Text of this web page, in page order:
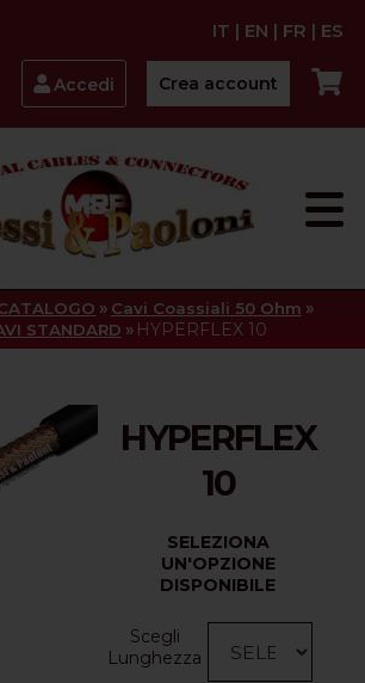
IT | EN | FR | ES
Accedi Crea account
» Cavi Coassiali 50 Ohm »
STANDARD » HYPERFLEX 10
HYPERFLEX
10
SELEZIONA
UN'OPZIONE
DISPONIBILE
Scegli
Lunghezza